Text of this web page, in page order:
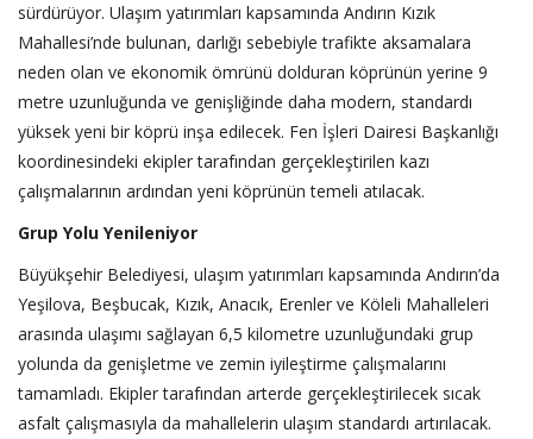
sürdürüyor. Ulaşım yatırımları kapsamında Andırın Kızık
Mahallesi’nde bulunan, darlığı sebebiyle trafikte aksamalara
neden olan ve ekonomik ömrünü dolduran köprünün yerine 9
metre uzunluğunda ve genişliğinde daha modern, standardı
yüksek yeni bir köprü inşa edilecek. Fen İşleri Dairesi Başkanlığı
koordinesindeki ekipler tarafından gerçekleştirilen kazı
çalışmalarının ardından yeni köprünün temeli atılacak.
Grup Yolu Yenileniyor
Büyükşehir Belediyesi, ulaşım yatırımları kapsamında Andırın’da
Yeşilova, Beşbucak, Kızık, Anacık, Erenler ve Köleli Mahalleleri
arasında ulaşımı sağlayan 6,5 kilometre uzunluğundaki grup
yolunda da genişletme ve zemin iyileştirme çalışmalarını
tamamladı. Ekipler tarafından arterde gerçekleştirilecek sıcak
asfalt çalışmasıyla da mahallelerin ulaşım standardı artırılacak.